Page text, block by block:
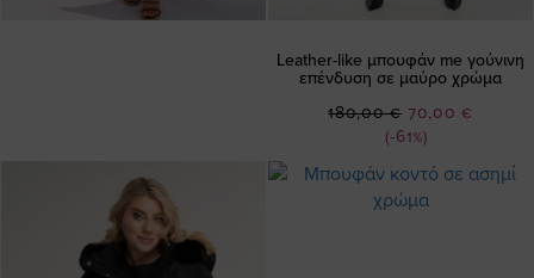
Leather-like μπουφάν me γούνινη
επένδυση σε μαύρο χρώμα
(-61%)
Ειδική
Τιμή
70,00 €
180,00 €